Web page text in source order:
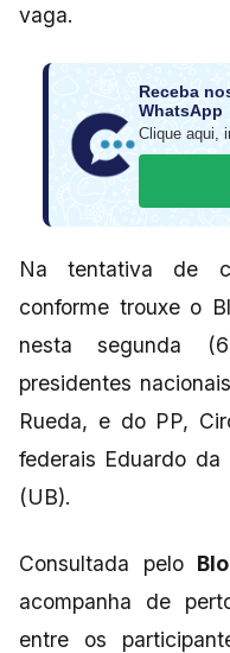
vaga.
Receba
WhatsApp
Clique aqui,
Na tentativa de
conforme trouxe o
nesta segunda
presidentes
Rueda, e do PP,
federais Eduardo
(UB).
Consultada pelo
acompanha de
entre os